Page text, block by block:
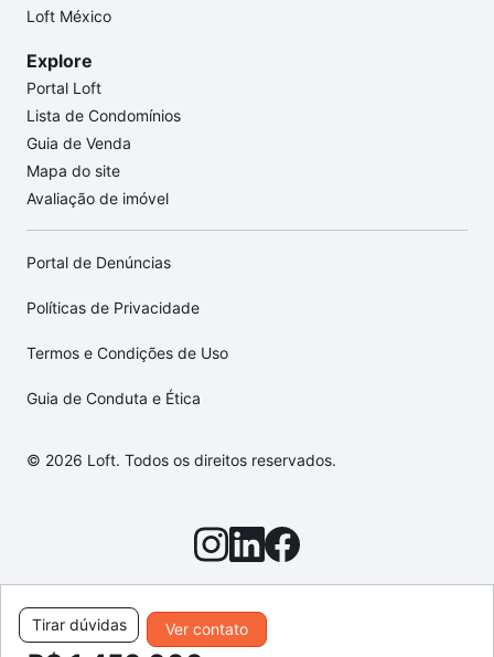
Ver contato
Tirar dúvidas
Loft México
Explore
Portal Loft
Lista de Condomínios
Guia de Venda
Mapa do site
Avaliação de imóvel
Portal de Denúncias
Políticas de Privacidade
Termos e Condições de Uso
Guia de Conduta e Ética
© 2026 Loft. Todos os direitos reservados.